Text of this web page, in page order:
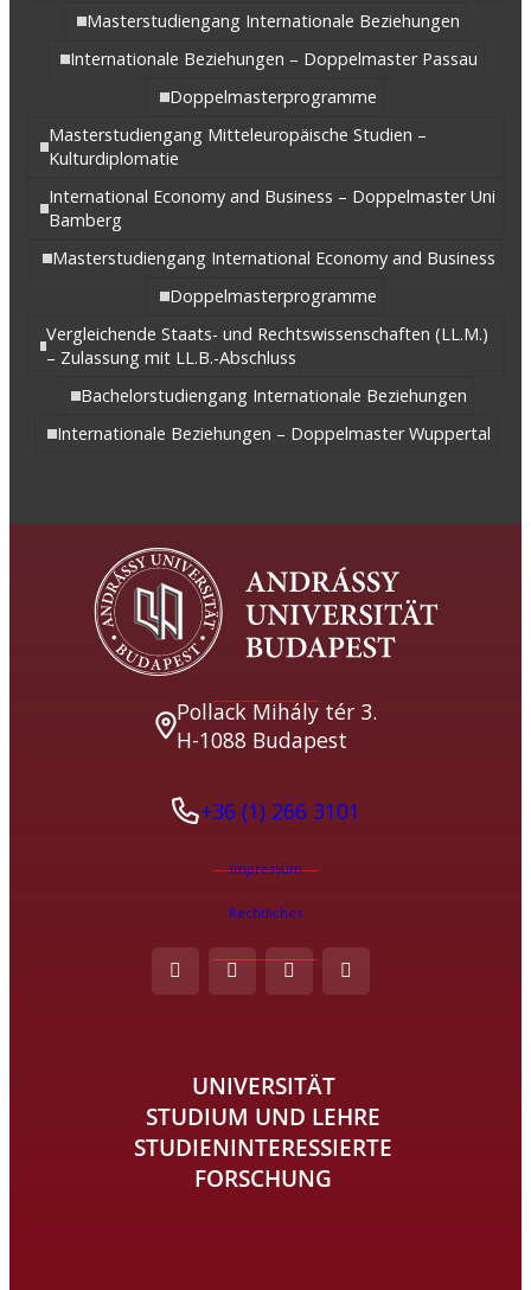
Masterstudiengang Internationale Beziehungen
Internationale Beziehungen – Doppelmaster Passau
Doppelmasterprogramme
Masterstudiengang Mitteleuropäische Studien –
Kulturdiplomatie
International Economy and Business – Doppelmaster Uni
Bamberg
Masterstudiengang International Economy and Business
Doppelmasterprogramme
Vergleichende Staats- und Rechtswissenschaften (LL.M.)
– Zulassung mit LL.B.-Abschluss
Bachelorstudiengang Internationale Beziehungen
Internationale Beziehungen – Doppelmaster Wuppertal
Pollack Mihály tér 3.
H-1088 Budapest
+36 (1) 266 3101
Impressum
Rechtliches
UNIVERSITÄT
STUDIUM UND LEHRE
STUDIENINTERESSIERTE
FORSCHUNG